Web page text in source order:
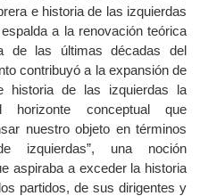
e historia de las izquierdas
a la renovación teórica
de las últimas décadas del
contribuyó a la expansión de
historia de las izquierdas la
horizonte conceptual que
nuestro objeto en términos
izquierdas”, una noción
aspiraba a exceder la historia
partidos, de sus dirigentes y